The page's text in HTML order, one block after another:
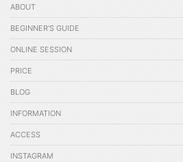
ABOUT
BEGINNER’S GUIDE
ONLINE SESSION
PRICE
BLOG
INFORMATION
ACCESS
INSTAGRAM